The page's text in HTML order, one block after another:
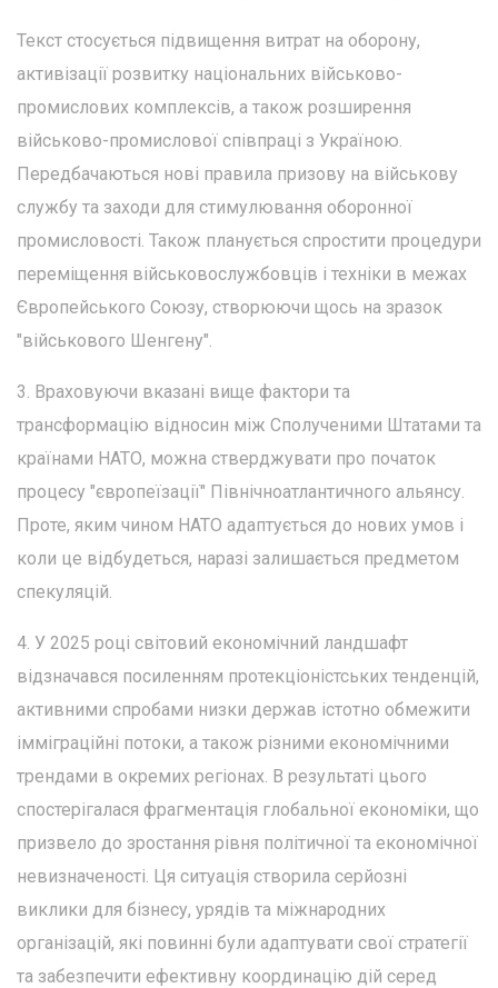
Текст стосується підвищення витрат на оборону,
активізації розвитку національних військово-
промислових комплексів, а також розширення
військово-промислової співпраці з Україною.
Передбачаються нові правила призову на військову
службу та заходи для стимулювання оборонної
промисловості. Також планується спростити процедури
переміщення військовослужбовців і техніки в межах
Європейського Союзу, створюючи щось на зразок
"військового Шенгену".
3. Враховуючи вказані вище фактори та
трансформацію відносин між Сполученими Штатами та
країнами НАТО, можна стверджувати про початок
процесу "європеїзації" Північноатлантичного альянсу.
Проте, яким чином НАТО адаптується до нових умов і
коли це відбудеться, наразі залишається предметом
спекуляцій.
4. У 2025 році світовий економічний ландшафт
відзначався посиленням протекціоністських тенденцій,
активними спробами низки держав істотно обмежити
імміграційні потоки, а також різними економічними
трендами в окремих регіонах. В результаті цього
спостерігалася фрагментація глобальної економіки, що
призвело до зростання рівня політичної та економічної
невизначеності. Ця ситуація створила серйозні
виклики для бізнесу, урядів та міжнародних
організацій, які повинні були адаптувати свої стратегії
та забезпечити ефективну координацію дій серед